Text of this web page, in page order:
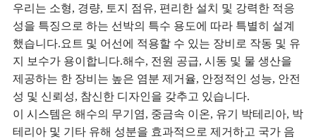
인
용
문
을
요
우리는 소형, 경량, 토지 점유, 편리한 설치 및 강력한 적응
성을 특징으로 하는 선박의 특수 용도에 따라 특별히 설계
했습니다.요트 및 어선에 적용할 수 있는 장비로 작동 및 유
지 보수가 용이합니다.해수, 전원 공급, 시동 및 물 생산을
제공하는 한 장비는 높은 염분 제거율, 안정적인 성능, 안전
성 및 신뢰성, 참신한 디자인을 갖추고 있습니다.
이 시스템은 해수의 무기염, 중금속 이온, 유기 박테리아, 박
테리아 및 기타 유해 성분을 효과적으로 제거하고 국가 음